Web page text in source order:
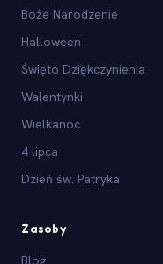
Boże Narodzenie
Halloween
Święto Dziękczynienia
Walentynki
Wielkanoc
4 lipca
Dzień św. Patryka
Zasoby
Blog